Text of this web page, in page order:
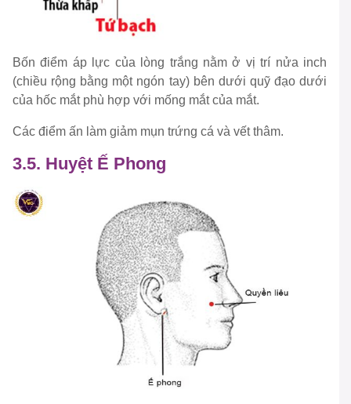
Bốn điểm áp lực của lòng trắng nằm ở vị trí nửa inch
(chiều rộng bằng một ngón tay) bên dưới quỹ đạo dưới
của hốc mắt phù hợp với mống mắt của mắt.
Các điểm ấn làm giảm mụn trứng cá và vết thâm.
3.5. Huyệt Ế Phong